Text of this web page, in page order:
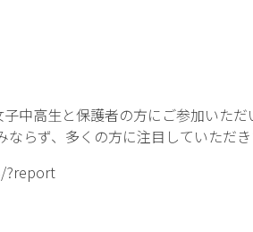
中高生と保護者の方にご参加いた
らず、多くの方に注目していただき
?report